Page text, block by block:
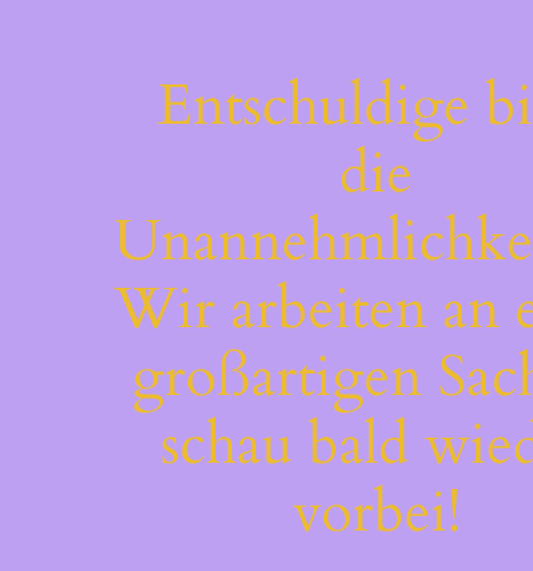
Entschuldige
die
Wir arbeiten an
großartigen
schau bald
vorbei!